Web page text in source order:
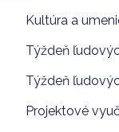
Kultúra a
Týždeň
Týždeň
Projektové